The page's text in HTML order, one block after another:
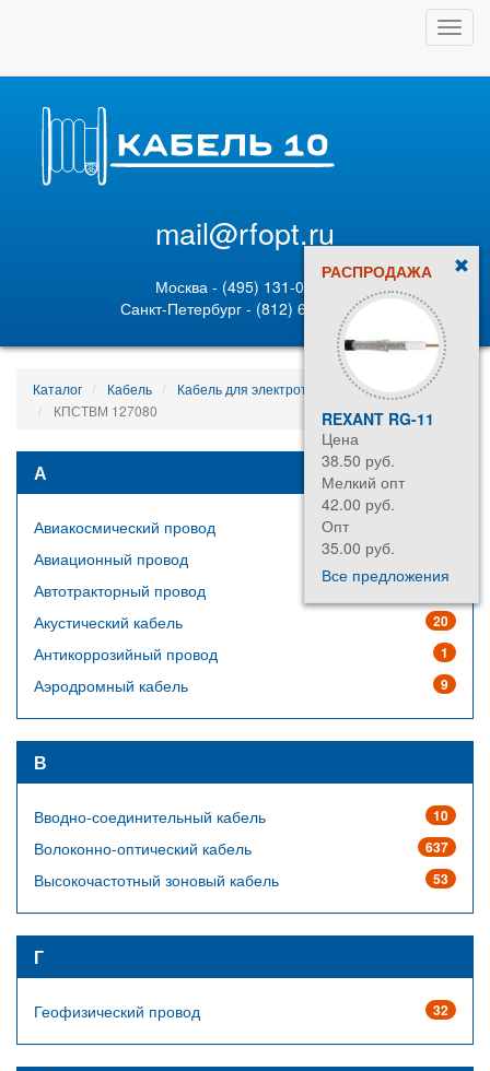
mail@rfopt.ru
Москва - (495) 131-02-05
Санкт-Петербург - (812) 628-80-89
РАСПРОДАЖА
REXANT RG-11
Цена
38.50 руб.
Мелкий опт
42.00 руб.
Опт
35.00 руб.
Все предложения
Каталог Кабель
Кабель для электротранспорта
КПСТВМ 127080
А
Авиакосмический провод
Авиационный провод
Автотракторный провод
20
Акустический кабель
1
Антикоррозийный провод
9
Аэродромный кабель
В
10
Вводно-соединительный кабель
637
Волоконно-оптический кабель
53
Высокочастотный зоновый кабель
Г
32
Геофизический провод